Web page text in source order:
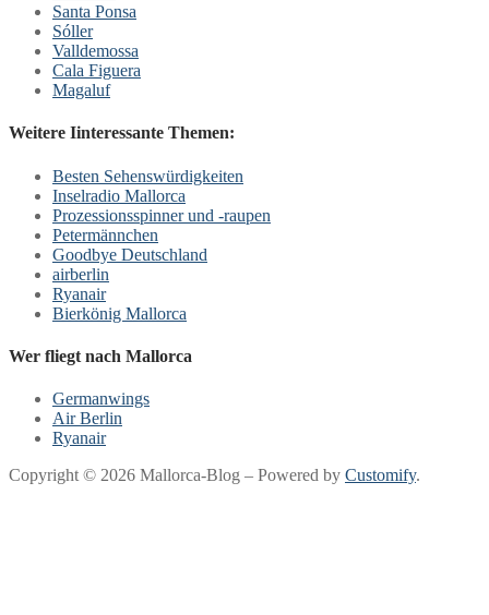
Santa Ponsa
Sóller
Valldemossa
Cala Figuera
Magaluf
Weitere Iinteressante Themen:
Besten Sehenswürdigkeiten
Inselradio Mallorca
Prozessionsspinner und -raupen
Petermännchen
Goodbye Deutschland
airberlin
Ryanair
Bierkönig Mallorca
Wer fliegt nach Mallorca
Germanwings
Air Berlin
Ryanair
Copyright © 2026 Mallorca-Blog – Powered by Customify.